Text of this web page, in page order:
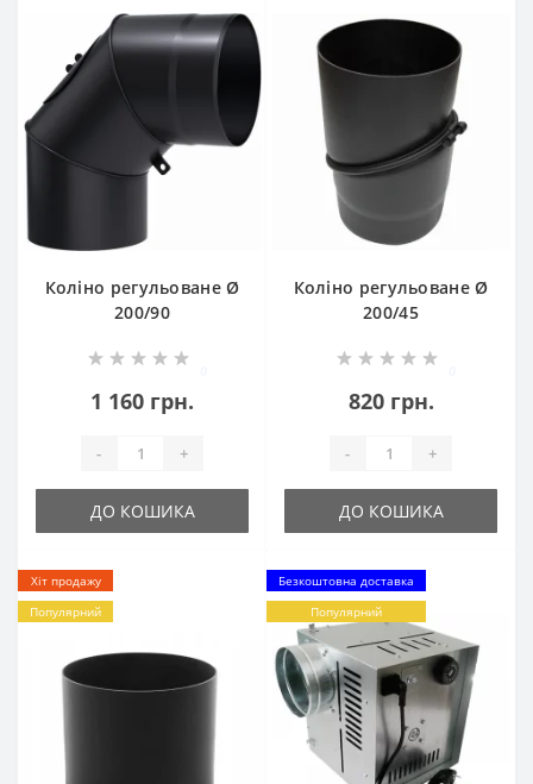
Коліно регульоване Ø
200/90
1 160 грн.
- +
ДО КОШИКА
Коліно регульоване Ø
200/45
820 грн.
- +
ДО КОШИКА
Хіт продажу
Популярний
Безкоштовна доставка
Популярний